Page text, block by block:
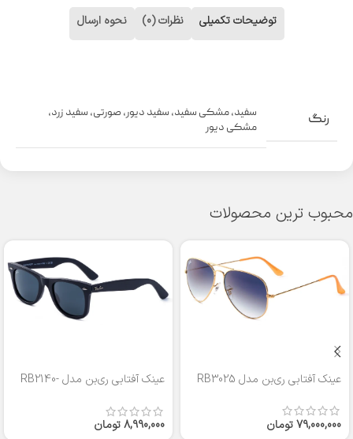
توضیحات تکمیلی نظرات (0) نحوه ارسال
رنگ سفید,مشکی سفید, سفید دیور, صورتی, سفید زرد,
مشکی دیور
محبوب ترین محصولات
عینک آفتابی ری‌بن مدل RB3025
79,000,000تومان
عینک آفتابی ری‌بن مدل RB2140-
8,990,000تومان